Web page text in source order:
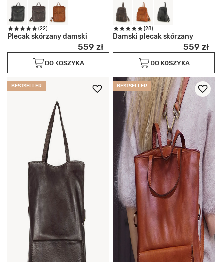
(22)
Plecak skórzany damski
559 zł
DO KOSZYKA
(28)
Damski plecak skórzany
559 zł
DO KOSZYKA
BESTSELLER BESTSELLER